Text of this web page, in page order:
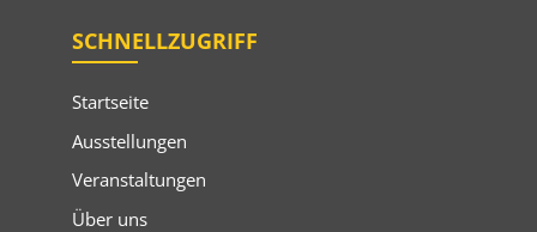
SCHNELLZUGRIFF
Startseite
Ausstellungen
Veranstaltungen
Über uns